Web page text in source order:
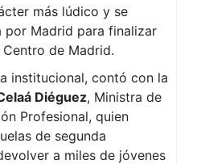
más lúdico y se
por Madrid para finalizar
de Madrid.
institucional, contó con la
Diéguez, Ministra de
Profesional, quien
de segunda
a miles de jóvenes